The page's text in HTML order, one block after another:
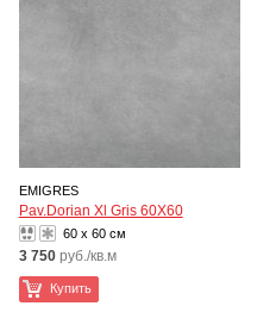
EMIGRES
Pav.Dorian Xl Gris 60X60
60 x 60 см
3 750 руб./кв.м
Купить